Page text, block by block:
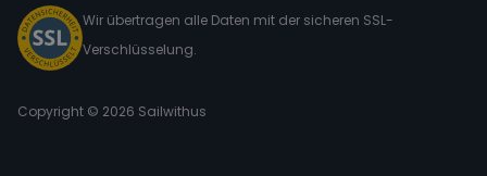
Wir übertragen alle Daten mit der sicheren SSL-
Verschlüsselung.
Copyright © 2026 Sailwithus